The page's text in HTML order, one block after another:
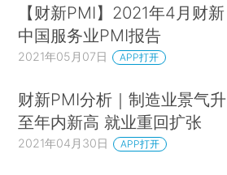
【财新PMI】2021年4月财新
中国服务业PMI报告
2021年05月07日 APP打开
财新PMI分析｜制造业景气升
至年内新高 就业重回扩张
2021年04月30日 APP打开